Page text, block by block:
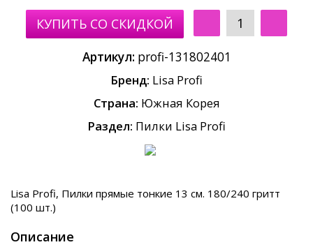
Артикул: profi-131802401
Бренд: Lisa Profi
Страна: Южная Корея
Раздел: Пилки Lisa Profi
Lisa Profi, Пилки прямые тонкие 13 см. 180/240 гритт
(100 шт.)
Описание